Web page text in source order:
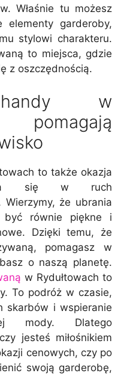
Właśnie tu możesz
elementy garderoby,
stylowi charakteru.
to miejsca, gdzie
z oszczędnością.
w
pomagają
to także okazja
się w ruch
Wierzymy, że ubrania
równie piękne i
Dzięki temu, że
pomagasz w
o naszą planetę.
w Rydułtowach to
To podróż w czasie,
skarbów i wspieranie
mody. Dlatego
jesteś miłośnikiem
cenowych, czy po
swoją garderobę,